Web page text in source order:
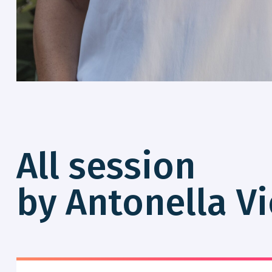
All session
by Antonella